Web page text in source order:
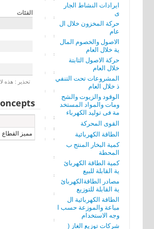
ايرادات النشاط الجار
ى
حركة المخزون خلال ال
عام
الاصول والخصوم المال
ية خلال العام
حركة الاصول الثابتة
خلال العام
المشروعات تحت التنفي
ذ خلال العام
الوقود والزيوت والشح
ومات والمواد المستخد
مة فى توليد الكهرباء
القوى المحركة
الطاقة الكهربائية
كمية البخار المنتج ب
المحطة
كمية الطاقة الكهربائ
ية القابلة للبيع
مصادر الطاقةالكهربائ
ية القابلة للتوزيع
الطاقة الكهربائية ال
مباعة والموزعة حسب ا
وجه الاستخدام
شركات توزيع الغاز (
الفئات
تحذير : هذه
مميز القطاع